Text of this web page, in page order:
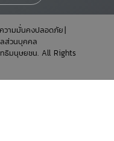
วามมั่นคงปลอดภัย
ส่วนบุคคล
ธิมนุษยชน. All Rights